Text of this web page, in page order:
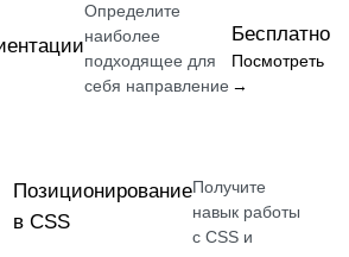
Определите
наиболее
подходящее для
себя направление
Бесплатно
Посмотреть
→
Позиционирование
в CSS
Получите
навык работы
с CSS и